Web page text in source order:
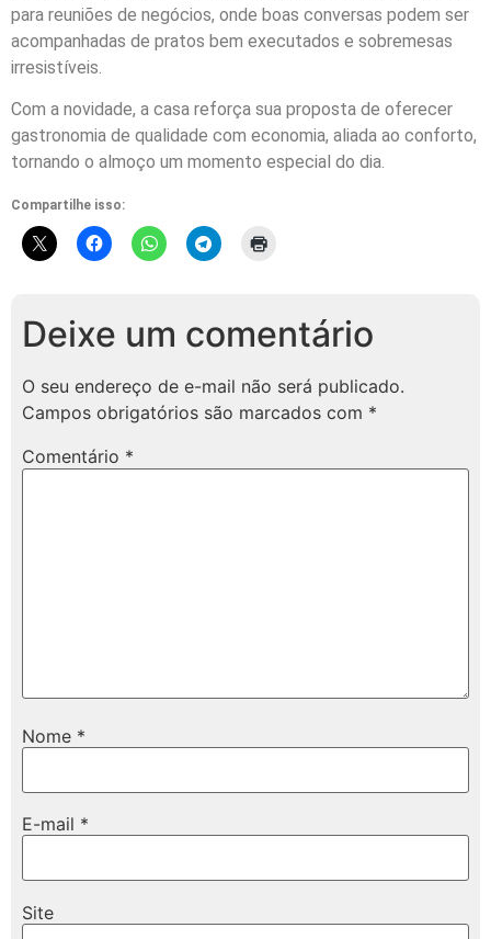
para reuniões de negócios, onde boas conversas podem ser
acompanhadas de pratos bem executados e sobremesas
irresistíveis.
Com a novidade, a casa reforça sua proposta de oferecer
gastronomia de qualidade com economia, aliada ao conforto,
tornando o almoço um momento especial do dia.
Compartilhe isso:
Deixe um comentário
O seu endereço de e-mail não será publicado.
Campos obrigatórios são marcados com *
Comentário *
Nome *
E-mail *
Site